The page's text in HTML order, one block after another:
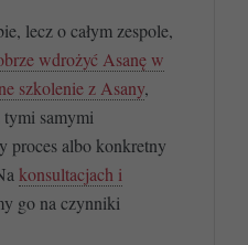
lecz o całym zespole,
wdrożyć Asanę w
szkolenie z Asany,
tymi samymi
proces albo konkretny
konsultacjach i
go na czynniki